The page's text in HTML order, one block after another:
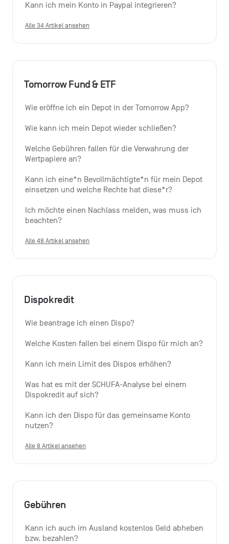
Kann ich mein Konto in Paypal integrieren?
Alle 34 Artikel ansehen
Tomorrow Fund & ETF
Wie eröffne ich ein Depot in der Tomorrow App?
Wie kann ich mein Depot wieder schließen?
Welche Gebühren fallen für die Verwahrung der
Wertpapiere an?
Kann ich eine*n Bevollmächtigte*n für mein Depot
einsetzen und welche Rechte hat diese*r?
Ich möchte einen Nachlass melden, was muss ich
beachten?
Alle 48 Artikel ansehen
Dispokredit
Wie beantrage ich einen Dispo?
Welche Kosten fallen bei einem Dispo für mich an?
Kann ich mein Limit des Dispos erhöhen?
Was hat es mit der SCHUFA-Analyse bei einem
Dispokredit auf sich?
Kann ich den Dispo für das gemeinsame Konto
nutzen?
Alle 8 Artikel ansehen
Gebühren
Kann ich auch im Ausland kostenlos Geld abheben
bzw. bezahlen?